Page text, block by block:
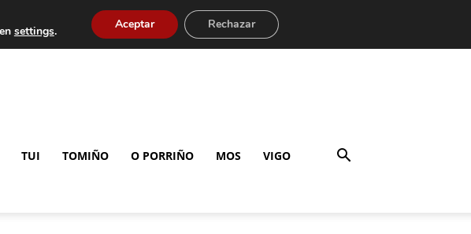
TUI TOMIÑO O PORRIÑO MOS VIGO
settings. Aceptar Rechazar